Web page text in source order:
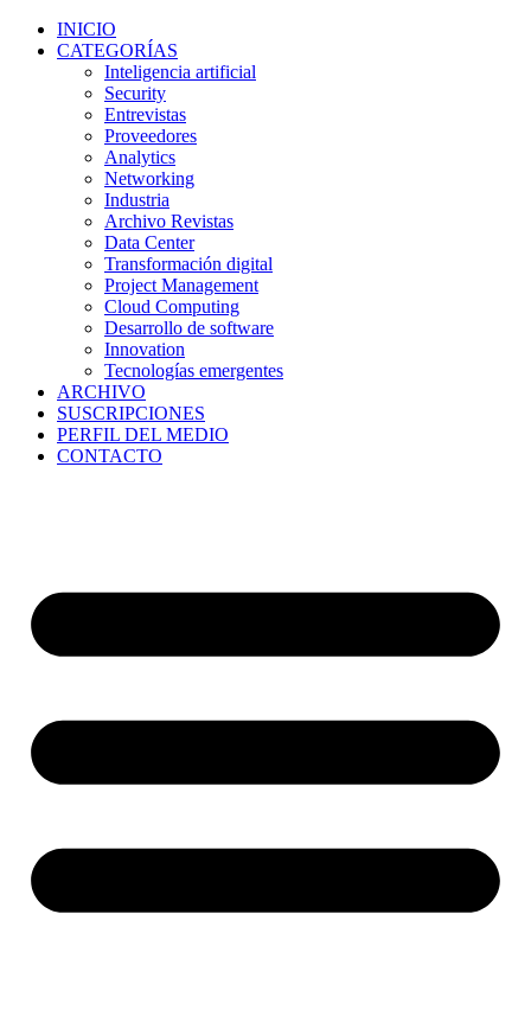
INICIO
CATEGORÍAS
Inteligencia artificial
Security
Entrevistas
Proveedores
Analytics
Networking
Industria
Archivo Revistas
Data Center
Transformación digital
Project Management
Cloud Computing
Desarrollo de software
Innovation
Tecnologías emergentes
ARCHIVO
SUSCRIPCIONES
PERFIL DEL MEDIO
CONTACTO